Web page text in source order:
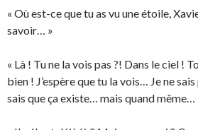
« Où est-ce que tu as vu une étoile,
savoir… »
« Là ! Tu ne la vois pas ?! Dans le ciel !
bien ! J’espère que tu la vois… Je ne
sais que ça existe… mais quand même…